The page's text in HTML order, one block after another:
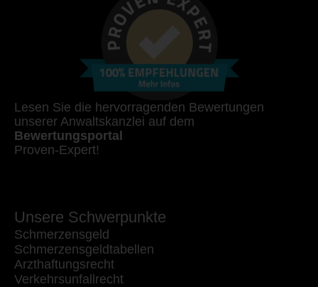
Lesen Sie die hervorragenden Bewertungen
unserer Anwaltskanzlei auf dem
Bewertungsportal
Proven-Expert!
Unsere Schwerpunkte
Schmerzensgeld
Schmerzensgeldtabellen
Arzthaftungsrecht
Verkehrsunfallrecht